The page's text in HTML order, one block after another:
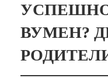
ВУМЕН?